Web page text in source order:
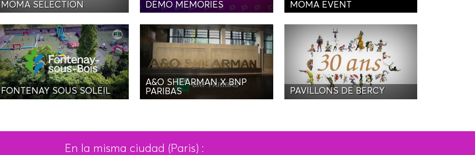
MOMA SELECTION DÉMO MEMORIES MOMA EVENT
FONTENAY SOUS SOLEIL
A&O SHEARMAN X BNP
PARIBAS
PAVILLONS DE BERCY
En la misma ciudad (Paris) :